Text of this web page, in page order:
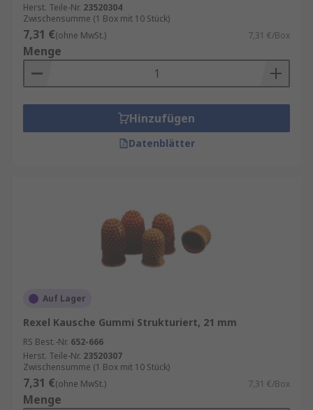
Herst. Teile-Nr. 23520304
Zwischensumme (1 Box mit 10 Stück)
7,31 €(ohne MwSt.) 7,31 €/Box
Menge
Hinzufügen
Datenblätter
Auf Lager
Rexel Kausche Gummi Strukturiert, 21 mm
RS Best.-Nr. 652-666
Herst. Teile-Nr. 23520307
Zwischensumme (1 Box mit 10 Stück)
7,31 €(ohne MwSt.) 7,31 €/Box
Menge